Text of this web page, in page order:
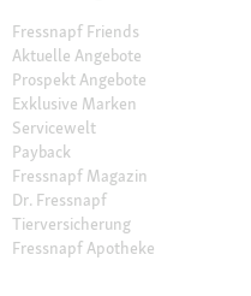
Fressnapf Friends
Aktuelle Angebote
Prospekt Angebote
Exklusive Marken
Servicewelt
Payback
Fressnapf Magazin
Dr. Fressnapf
Tierversicherung
Fressnapf Apotheke